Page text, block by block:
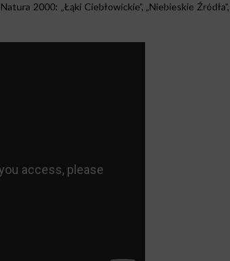
2000: „Łąki Ciebłowickie”, „Niebieskie Źródła”,